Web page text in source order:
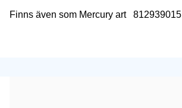
Finns även som Mercury art 812939015